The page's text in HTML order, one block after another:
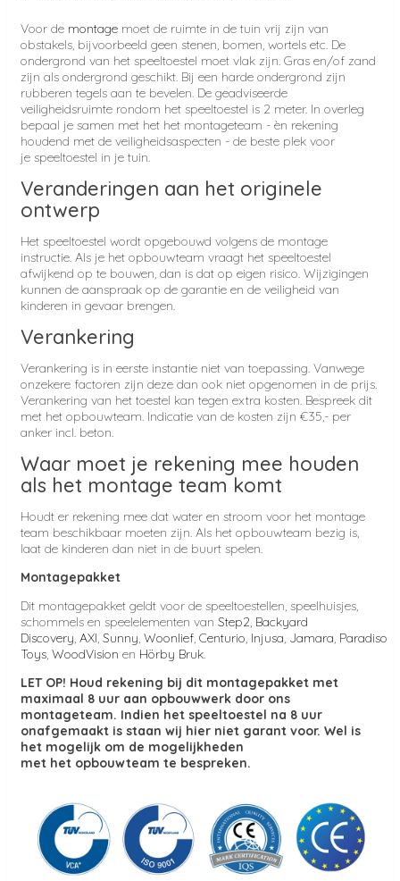
Voor de montage moet de ruimte in de tuin vrij zijn van
obstakels, bijvoorbeeld geen stenen, bomen, wortels etc. De
ondergrond van het speeltoestel moet vlak zijn. Gras en/of zand
zijn als ondergrond geschikt. Bij een harde ondergrond zijn
rubberen tegels aan te bevelen. De geadviseerde
veiligheidsruimte rondom het speeltoestel is 2 meter. In overleg
bepaal je samen met het het montageteam - èn rekening
houdend met de veiligheidsaspecten - de beste plek voor
je speeltoestel in je tuin.
Veranderingen aan het originele
ontwerp
Het speeltoestel wordt opgebouwd volgens de montage
instructie. Als je het opbouwteam vraagt het speeltoestel
afwijkend op te bouwen, dan is dat op eigen risico. Wijzigingen
kunnen de aanspraak op de garantie en de veiligheid van
kinderen in gevaar brengen.
Verankering
Verankering is in eerste instantie niet van toepassing. Vanwege
onzekere factoren zijn deze dan ook niet opgenomen in de prijs.
Verankering van het toestel kan tegen extra kosten. Bespreek dit
met het opbouwteam. Indicatie van de kosten zijn €35,- per
anker incl. beton.
Waar moet je rekening mee houden
als het montage team komt
Houdt er rekening mee dat water en stroom voor het montage
team beschikbaar moeten zijn. Als het opbouwteam bezig is,
laat de kinderen dan niet in de buurt spelen.
Montagepakket
Dit montagepakket geldt voor de speeltoestellen, speelhuisjes,
schommels en speelelementen van Step2, Backyard
Discovery, AXI, Sunny, Woonlief, Centurio, Injusa, Jamara, Paradiso
Toys, WoodVision en Hörby Bruk.
LET OP! Houd rekening bij dit montagepakket met
maximaal 8 uur aan opbouwwerk door ons
montageteam. Indien het speeltoestel na 8 uur
onafgemaakt is staan wij hier niet garant voor. Wel is
het mogelijk om de mogelijkheden
met het opbouwteam te bespreken.